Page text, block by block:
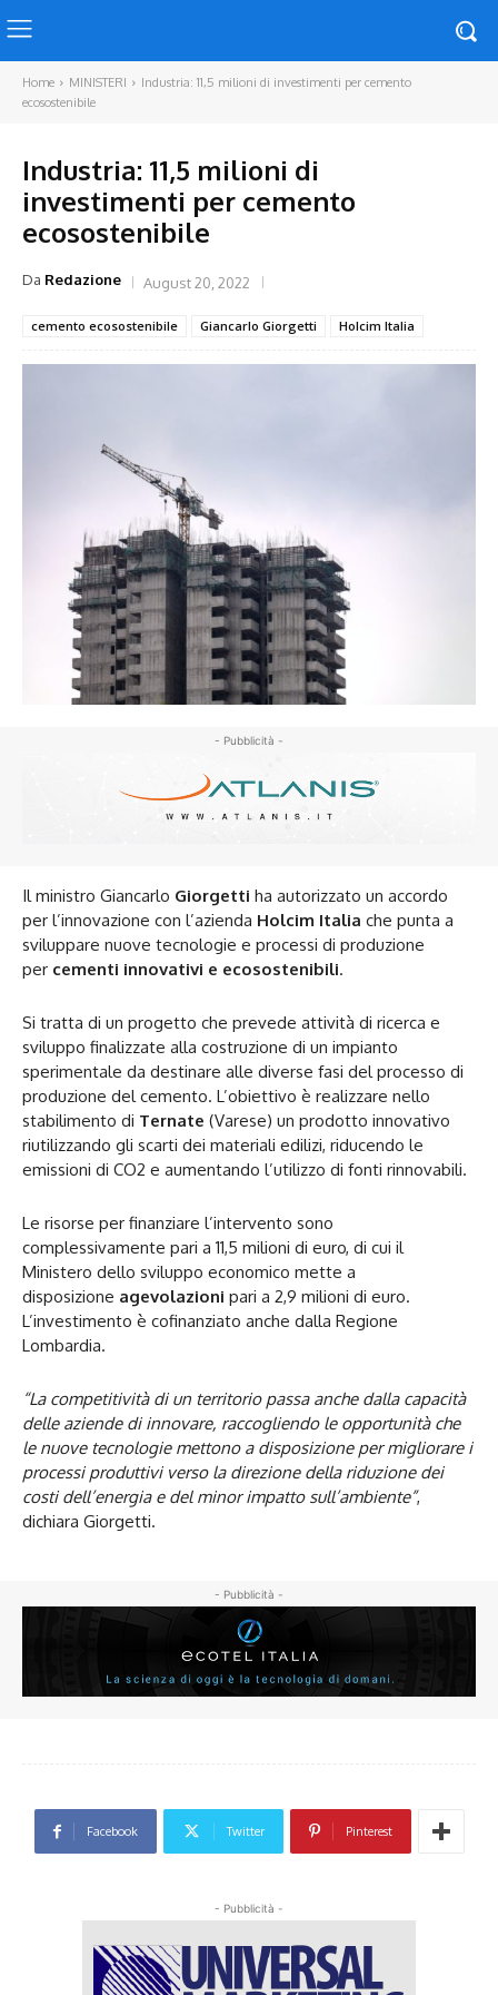
Home MINISTERI
Industria: 11,5 milioni di investimenti per cemento
ecosostenibile
Industria: 11,5 milioni di
investimenti per cemento
ecosostenibile
Da Redazione August 20, 2022
cemento ecosostenibile Giancarlo Giorgetti Holcim Italia
- Pubblicità -
Il ministro Giancarlo Giorgetti ha autorizzato un accordo
per l’innovazione con l’azienda Holcim Italia che punta a
sviluppare nuove tecnologie e processi di produzione
per cementi innovativi e ecosostenibili.
Si tratta di un progetto che prevede attività di ricerca e
sviluppo finalizzate alla costruzione di un impianto
sperimentale da destinare alle diverse fasi del processo di
produzione del cemento. L’obiettivo è realizzare nello
stabilimento di Ternate (Varese) un prodotto innovativo
riutilizzando gli scarti dei materiali edilizi, riducendo le
emissioni di CO2 e aumentando l’utilizzo di fonti rinnovabili.
Le risorse per finanziare l’intervento sono
complessivamente pari a 11,5 milioni di euro, di cui il
Ministero dello sviluppo economico mette a
disposizione agevolazioni pari a 2,9 milioni di euro.
L’investimento è cofinanziato anche dalla Regione
Lombardia.
“La competitività di un territorio passa anche dalla capacità
delle aziende di innovare, raccogliendo le opportunità che
le nuove tecnologie mettono a disposizione per migliorare i
processi produttivi verso la direzione della riduzione dei
costi dell’energia e del minor impatto sull’ambiente”,
dichiara Giorgetti.
- Pubblicità -
Facebook Twitter Pinterest
- Pubblicità -